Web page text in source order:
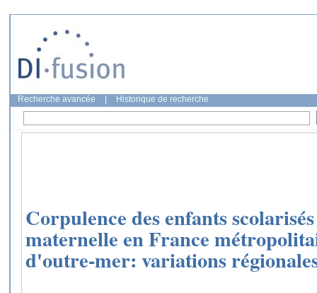
Recherche avancée Historique de recherche
Corpulence des enfants
maternelle en France
d'outre-mer: variations